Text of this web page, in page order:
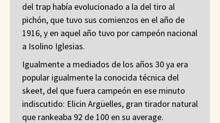
del trap había evolucionado a la del tiro al
pichón, que tuvo sus comienzos en el año de
1916, y en aquel año tuvo por campeón nacional
a Isolino Iglesias.
Igualmente a mediados de los años 30 ya era
popular igualmente la conocida técnica del
skeet, del que fuera campeón en ese minuto
indiscutido: Elicin Argüelles, gran tirador natural
que rankeaba 92 de 100 en su average.